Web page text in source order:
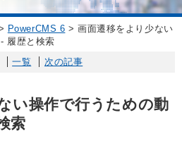
PowerCMS 6 > 画面遷移をより少ない
履歴と検索
一覧 次の記事
い操作で行うための動
索